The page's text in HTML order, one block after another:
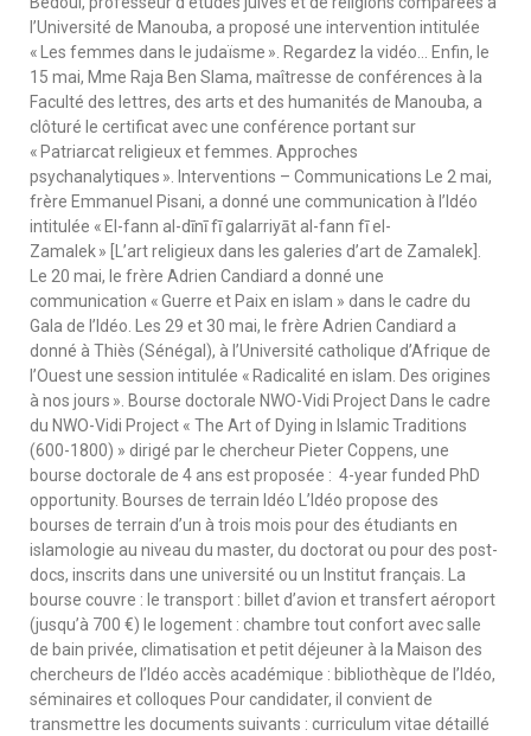
l’Université de Manouba, a proposé une intervention intitulée
« Les femmes dans le judaïsme ». Regardez la vidéo… Enfin, le
15 mai, Mme Raja Ben Slama, maîtresse de conférences à la
Faculté des lettres, des arts et des humanités de Manouba, a
clôturé le certificat avec une conférence portant sur
« Patriarcat religieux et femmes. Approches
psychanalytiques ». Interventions – Communications Le 2 mai,
frère Emmanuel Pisani, a donné une communication à l’Idéo
intitulée « El-fann al-dīnī fī galarriyāt al-fann fī el-
Zamalek » [L’art religieux dans les galeries d’art de Zamalek].
Le 20 mai, le frère Adrien Candiard a donné une
communication « Guerre et Paix en islam » dans le cadre du
Gala de l’Idéo. Les 29 et 30 mai, le frère Adrien Candiard a
donné à Thiès (Sénégal), à l’Université catholique d’Afrique de
l’Ouest une session intitulée « Radicalité en islam. Des origines
à nos jours ». Bourse doctorale NWO-Vidi Project Dans le cadre
du NWO-Vidi Project « The Art of Dying in Islamic Traditions
(600-1800) » dirigé par le chercheur Pieter Coppens, une
bourse doctorale de 4 ans est proposée : 4-year funded PhD
opportunity. Bourses de terrain Idéo L’Idéo propose des
bourses de terrain d’un à trois mois pour des étudiants en
islamologie au niveau du master, du doctorat ou pour des post-
docs, inscrits dans une université ou un Institut français. La
bourse couvre : le transport : billet d’avion et transfert aéroport
(jusqu’à 700 €) le logement : chambre tout confort avec salle
de bain privée, climatisation et petit déjeuner à la Maison des
chercheurs de l’Idéo accès académique : bibliothèque de l’Idéo,
séminaires et colloques Pour candidater, il convient de
transmettre les documents suivants : curriculum vitae détaillé